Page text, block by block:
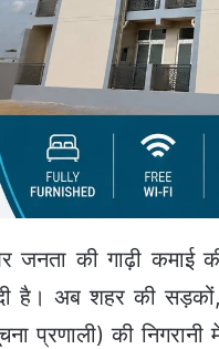
जनता की गाढ़ी कमाई
है। अब शहर की
प्रणाली) की निगरानी में